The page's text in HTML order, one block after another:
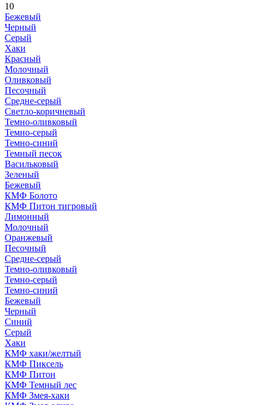
10
Бежевый
Черный
Серый
Хаки
Красный
Молочный
Оливковый
Песочный
Средне-серый
Светло-коричневый
Темно-оливковый
Темно-серый
Темно-синий
Темный песок
Васильковый
Зеленый
Бежевый
КМФ Болото
КМФ Питон тигровый
Лимонный
Молочный
Оранжевый
Песочный
Средне-серый
Темно-оливковый
Темно-серый
Темно-синий
Бежевый
Черный
Синий
Серый
Хаки
КМФ хаки/желтый
КМФ Пиксель
КМФ Питон
КМФ Темный лес
КМФ Змея-хаки